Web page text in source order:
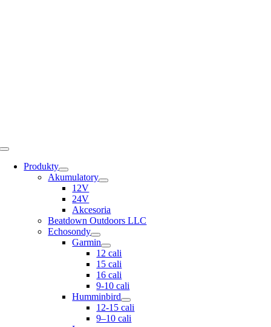
Toggle
NavigationProdukty
Akumulatory
12V
24V
Akcesoria
Beatdown Outdoors LLC
Echosondy
Garmin
12 cali
15 cali
16 cali
9-10 cali
Humminbird
12-15 cali
9–10 cali